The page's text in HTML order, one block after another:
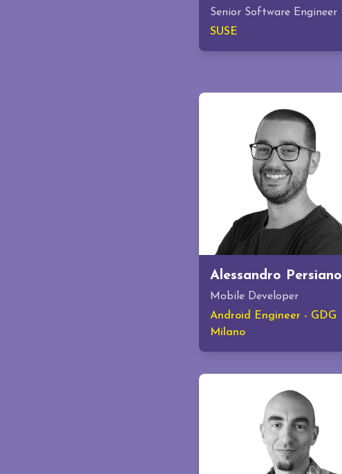
Senior Software Engineer
SUSE
Alessandro Persiano
Mobile Developer
Android Engineer - GDG
Milano